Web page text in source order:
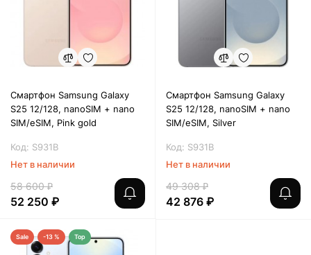
Смартфон Samsung Galaxy
S25 12/128, nanoSIM + nano
SIM/eSIM, Pink gold
Код: S931B
Нет в наличии
58 600 ₽
52 250 ₽
Смартфон Samsung Galaxy
S25 12/128, nanoSIM + nano
SIM/eSIM, Silver
Код: S931B
Нет в наличии
49 308 ₽
42 876 ₽
Sale -13 % Top